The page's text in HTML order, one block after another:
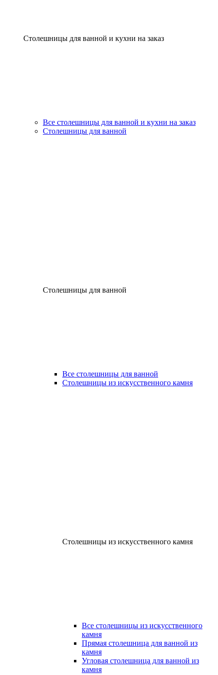
Столешницы для ванной и кухни на заказ
Все столешницы для ванной и кухни на заказ
Столешницы для ванной
Столешницы для ванной
Все столешницы для ванной
Столешницы из искусственного камня
Столешницы из искусственного камня
Все столешницы из искусственного
камня
Прямая столешница для ванной из
камня
Угловая столешница для ванной из
камня